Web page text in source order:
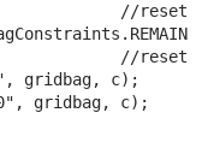
//reset
//reset
gridbag, c);
gridbag, c);